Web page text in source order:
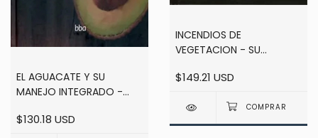
EL AGUACATE Y SU
MANEJO INTEGRADO -
$130.18 USD
INCENDIOS DE
VEGETACION - SU
HISTORIA - 2 TOMOS -
$149.21 USD